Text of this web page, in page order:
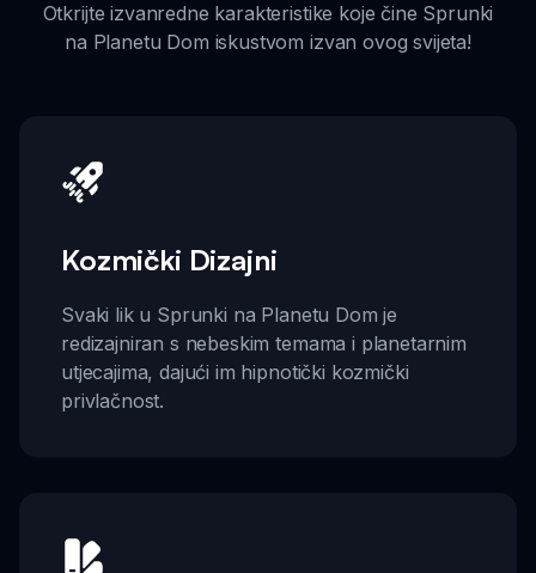
Otkrijte izvanredne karakteristike koje čine Sprunki
na Planetu Dom iskustvom izvan ovog svijeta!
Kozmički Dizajni
Svaki lik u Sprunki na Planetu Dom je
redizajniran s nebeskim temama i planetarnim
utjecajima, dajući im hipnotički kozmički
privlačnost.